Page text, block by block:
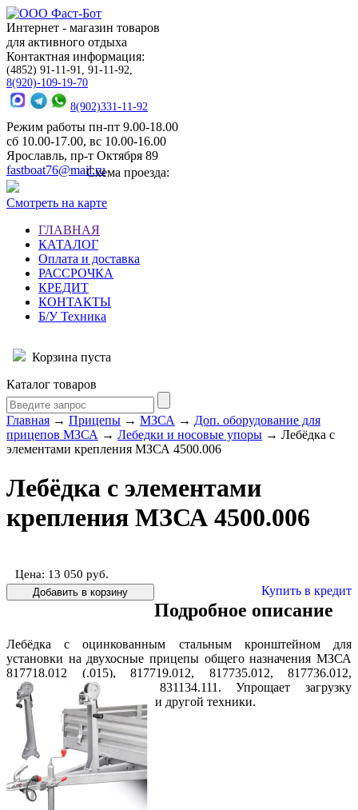
Интернет - магазин товаров
для активного отдыха
Контактная информация:
(4852) 91-11-91, 91-11-92,
8(920)-109-19-70
8(902)331-11-92
Режим работы пн-пт 9.00-18.00
сб 10.00-17.00, вс 10.00-16.00
Ярославль, пр-т Октября 89
fastboat76@mail.ruСхема проезда:
Смотреть на карте
ГЛАВНАЯ
КАТАЛОГ
Оплата и доставка
РАССРОЧКА
КРЕДИТ
КОНТАКТЫ
Б/У Техника
Корзина пуста
Каталог товаров
Главная → Прицепы → МЗСА → Доп. оборудование для
прицепов МЗСА → Лебедки и носовые упоры → Лебёдка с
элементами крепления МЗСА 4500.006
Лебёдка с элементами
крепления МЗСА 4500.006
Цена: 13 050 руб.
Купить в кредит
Подробное описание
Лебёдка с оцинкованным стальным кронштейном для
установки на двухосные прицепы общего назначения МЗСА
817718.012 (.015), 817719.012, 817735.012, 817736.012,
831132.111, 831133.111, 831134.111. Упрощает загрузку
квадроциклов, снегоходов и другой техники.